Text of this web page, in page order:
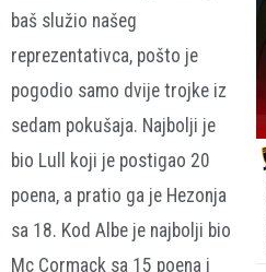
baš služio našeg
reprezentativca, pošto je
pogodio samo dvije trojke iz
sedam pokušaja. Najbolji je
bio Lull koji je postigao 20
poena, a pratio ga je Hezonja
sa 18. Kod Albe je najbolji bio
Mc Cormack sa 15 poena i